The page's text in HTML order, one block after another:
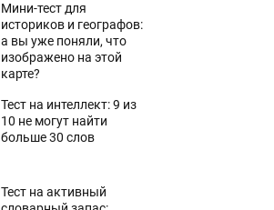
Мини-тест для
историков и географов:
а вы уже поняли, что
изображено на этой
карте?
Тест на интеллект: 9 из
10 не могут найти
больше 30 слов
Тест на активный